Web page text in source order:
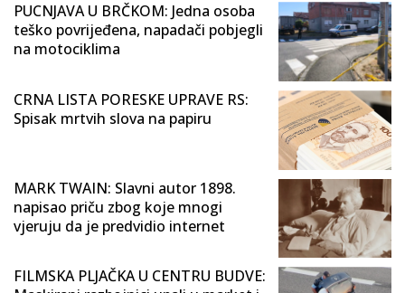
PUCNJAVA U BRČKOM: Jedna osoba
teško povrijeđena, napadači pobjegli
na motociklima
CRNA LISTA PORESKE UPRAVE RS:
Spisak mrtvih slova na papiru
MARK TWAIN: Slavni autor 1898.
napisao priču zbog koje mnogi
vjeruju da je predvidio internet
FILMSKA PLJAČKA U CENTRU BUDVE: